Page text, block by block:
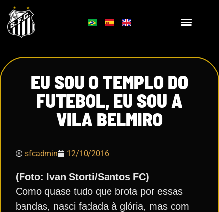
EU SOU O TEMPLO DO
FUTEBOL, EU SOU A
VILA BELMIRO
sfcadmin 12/10/2016
(Foto: Ivan Storti/Santos FC)
Como quase tudo que brota por essas
bandas, nasci fadada à glória, mas com